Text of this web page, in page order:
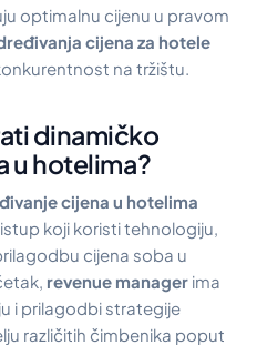
optimalnu cijenu u pravom
cijena za hotele
na tržištu.
dinamičko
u hotelima?
cijena u hotelima
koji koristi tehnologiju,
cijena soba u
revenue manager ima
i prilagodbi strategije
različitih čimbenika poput